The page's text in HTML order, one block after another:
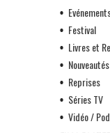
Festival
Livres et
Reprises
Séries TV
Vidéo /